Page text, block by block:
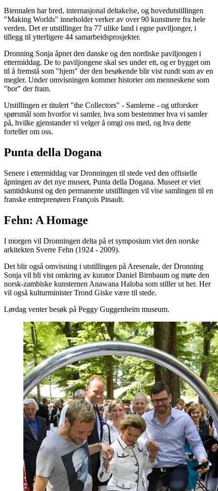
Biennalen har bred, internasjonal deltakelse, og hovedutstillingen
"Making Worlds" inneholder verker av over 90 kunstnere fra hele
verden. Det er utstillinger fra 77 ulike land i egne paviljonger, i
tillegg til ytterligere 44 samarbeidsprosjekter.
Dronning Sonja åpnet den danske og den nordiske paviljongen i
ettermiddag. De to paviljongene skal ses under ett, og er bygget om
til å fremstå som "hjem" der den besøkende blir vist rundt som av en
megler. Under omvisningen kommer historier om menneskene som
"bor" der fram.
Utstillingen er titulert "the Collectors" - Samlerne - og utforsker
spørsmål som hvorfor vi samler, hva som bestemmer hva vi samler
på, hvilke gjenstander vi velger å omgi oss med, og hva dette
forteller om oss.
Punta della Dogana
Senere i ettermiddag var Dronningen til stede ved den offisielle
åpningen av det nye museet, Punta della Dogana. Museet er viet
samtidskunst og den permanente utstillingen vil vise samlingen til en
franske entreprenøren François Pinault.
Fehn: A Homage
I morgen vil Dronningen delta på et symposium viet den norske
arkitekten Sverre Fehn (1924 - 2009).
Det blir også omvisning i utstillingen på Aresenale, der Dronning
Sonja vil bli vist omkring av kurator Daniel Birnbaum og møte den
norsk-zambiske kunsternen Anawana Haloba som stiller ut her. Her
vil også kulturminister Trond Giske være til stede.
Lørdag venter besøk på Peggy Guggenheim museum.